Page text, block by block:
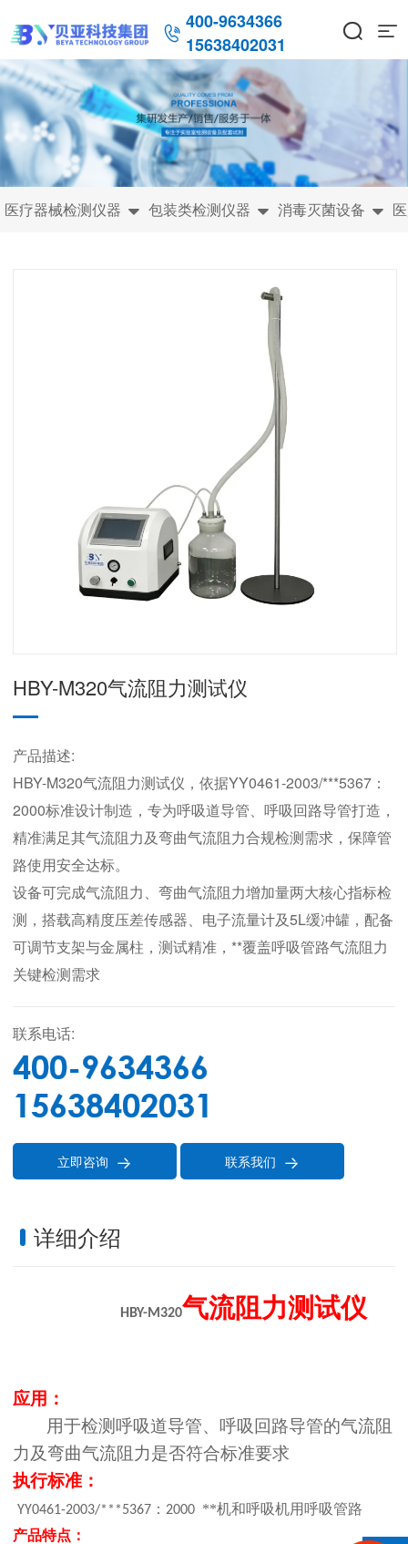
 400-9634366
15638402031
 
医疗器械检测仪器  包装类检测仪器  消毒灭菌设备 
HBY-M320气流阻力测试仪
产品描述:
HBY-M320气流阻力测试仪，依据YY0461-2003/***5367：
2000标准设计制造，专为呼吸道导管、呼吸回路导管打造，
精准满足其气流阻力及弯曲气流阻力合规检测需求，保障管
路使用安全达标。
设备可完成气流阻力、弯曲气流阻力增加量两大核心指标检
测，搭载高精度压差传感器、电子流量计及5L缓冲罐，配备
可调节支架与金属柱，测试精准，**覆盖呼吸管路气流阻力
关键检测需求
联系电话:
400-9634366
15638402031
立即咨询  联系我们 
详细介绍
HBY-M320气流阻力测试仪
应用：
用于检测呼吸道导管、呼吸回路导管的气流阻
力及弯曲气流阻力是否符合标准要求
执行标准：
YY0461-2003/***5367： 2000 **机和呼吸机用呼吸管路
产品特点：